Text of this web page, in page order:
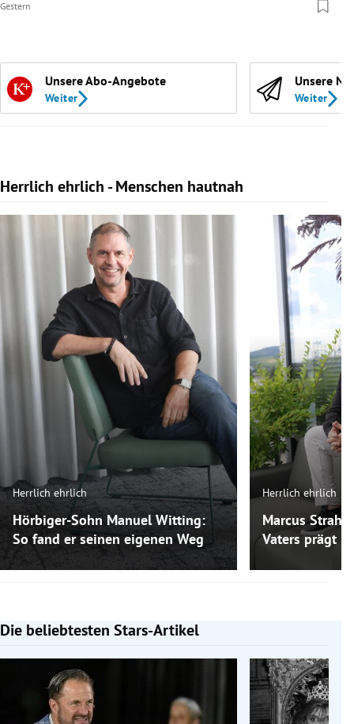
Gestern
Unsere Abo-Angebote
Weiter
Unsere
Weiter
Herrlich ehrlich - Menschen hautnah
Slide 1 von 10
Herrlich ehrlich
Hörbiger-Sohn Manuel Witting:
So fand er seinen eigenen Weg
Herrlich ehrlich
Marcus
Vaters prägt
Die beliebtesten Stars-Artikel
Slide 1 von 7